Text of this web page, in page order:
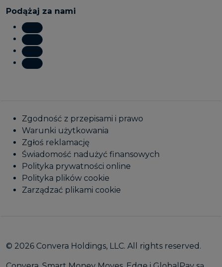
Podążaj za nami
Zgodność z przepisami i prawo
Warunki użytkowania
Zgłoś reklamację
Świadomość nadużyć finansowych
Polityka prywatności online
Polityka plików cookie
Zarządzać plikami cookie
© 2026 Convera Holdings, LLC. All rights reserved.